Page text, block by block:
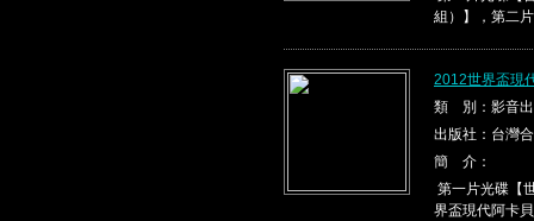
組）】，第二
2012世界盃現
類 別：影音
出版社：台灣
簡 介：
第一片光碟【
界盃現代阿卡